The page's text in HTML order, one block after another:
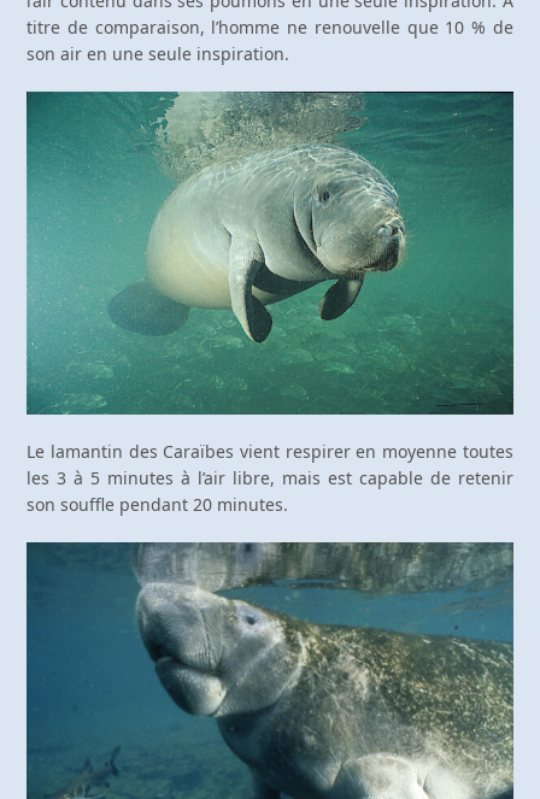
titre de comparaison, l’homme ne renouvelle que 10 % de
son air en une seule inspiration.
Le lamantin des Caraïbes vient respirer en moyenne toutes
les 3 à 5 minutes à l’air libre, mais est capable de retenir
son souffle pendant 20 minutes.